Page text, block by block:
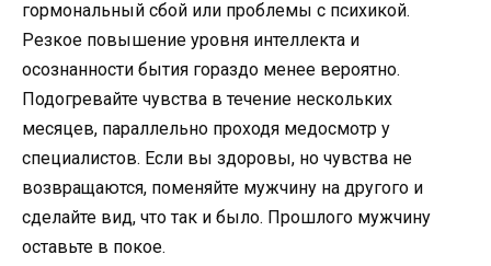
гормональный сбой или проблемы с психикой.
Резкое повышение уровня интеллекта и
осознанности бытия гораздо менее вероятно.
Подогревайте чувства в течение нескольких
месяцев, параллельно проходя медосмотр у
специалистов. Если вы здоровы, но чувства не
возвращаются, поменяйте мужчину на другого и
сделайте вид, что так и было. Прошлого мужчину
оставьте в покое.